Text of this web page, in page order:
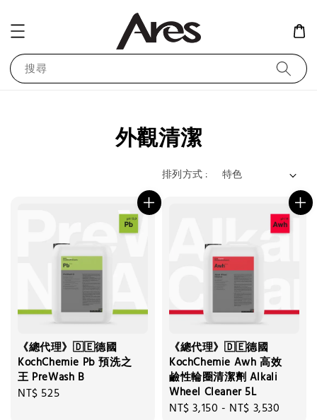
搜尋
外觀清潔
排列方式 :
《總代理》🇩🇪德國
KochChemie Pb 預洗之
王 PreWash B
Regular
NT$ 525
《總代理》🇩🇪德國
KochChemie Awh 高效
鹼性輪圈清潔劑 Alkali
Wheel Cleaner 5L
Regular
NT$ 3,150 - NT$ 3,530